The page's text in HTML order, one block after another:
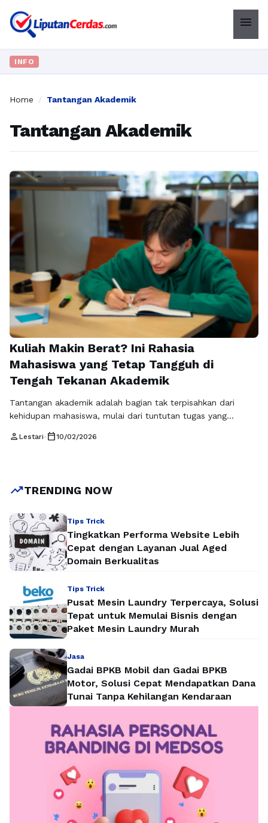
menu
INFO
Home / Tantangan Akademik
Tantangan Akademik
Kuliah Makin Berat? Ini Rahasia
Mahasiswa yang Tetap Tangguh di
Tengah Tekanan Akademik
Tantangan akademik adalah bagian tak terpisahkan dari
kehidupan mahasiswa, mulai dari tuntutan tugas yang
mempertahankan prestasi. Banyak mahasiswa merasa
cerminan kehidupan kampus modern, di mana mahasiswa
person Lestari• calendar_today10/02/2026
trending_upTRENDING NOW
Tips Trick
Tingkatkan Performa Website Lebih
Cepat dengan Layanan Jual Aged
Domain Berkualitas
Tips Trick
Pusat Mesin Laundry Terpercaya, Solusi
Tepat untuk Memulai Bisnis dengan
Paket Mesin Laundry Murah
Jasa
Gadai BPKB Mobil dan Gadai BPKB
Motor, Solusi Cepat Mendapatkan Dana
Tunai Tanpa Kehilangan Kendaraan